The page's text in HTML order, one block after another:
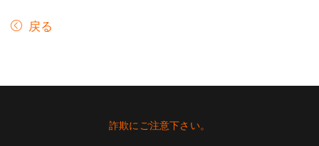
戻る
詐欺にご注意下さい。